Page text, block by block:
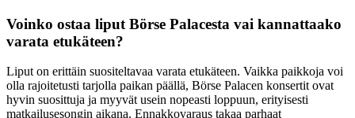
Voinko ostaa liput Börse Palacesta vai kannattaako
varata etukäteen?
Liput on erittäin suositeltavaa varata etukäteen. Vaikka paikkoja voi
olla rajoitetusti tarjolla paikan päällä, Börse Palacen konsertit ovat
hyvin suosittuja ja myyvät usein nopeasti loppuun, erityisesti
matkailusesongin aikana. Ennakkovaraus takaa parhaat